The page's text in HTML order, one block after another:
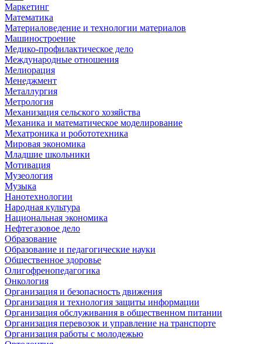
Маркетинг
Математика
Материаловедение и технологии материалов
Машиностроение
Медико-профилактическое дело
Международные отношения
Мелиорация
Менеджмент
Металлургия
Метрология
Механизация сельского хозяйства
Механика и математическое моделирование
Мехатроника и робототехника
Мировая экономика
Младшие школьники
Мотивация
Музеология
Музыка
Нанотехнологии
Народная культура
Национальная экономика
Нефтегазовое дело
Образование
Образование и педагогические науки
Общественное здоровье
Олигофренопедагогика
Онкология
Организация и безопасность движения
Организация и технология защиты информации
Организация обслуживания в общественном питании
Организация перевозок и управление на транспорте
Организация работы с молодежью